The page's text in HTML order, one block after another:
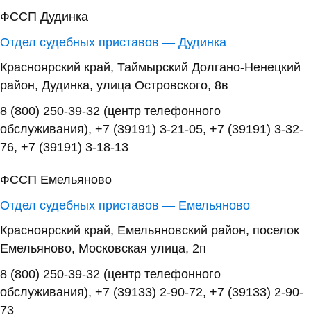
ФССП Дудинка
Отдел судебных приставов — Дудинка
Красноярский край, Таймырский Долгано-Ненецкий
район, Дудинка, улица Островского, 8в
8 (800) 250-39-32 (центр телефонного
обслуживания), +7 (39191) 3-21-05, +7 (39191) 3-32-
76, +7 (39191) 3-18-13
ФССП Емельяново
Отдел судебных приставов — Емельяново
Красноярский край, Емельяновский район, поселок
Емельяново, Московская улица, 2п
8 (800) 250-39-32 (центр телефонного
обслуживания), +7 (39133) 2-90-72, +7 (39133) 2-90-
73